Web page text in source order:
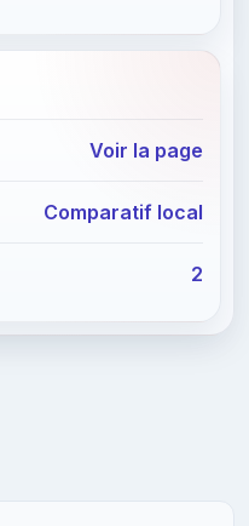
Voir la page
Comparatif local
2